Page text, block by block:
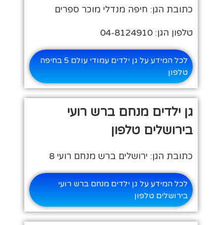
כתובת הגן: חיפה מנדלי מוכר ספרים
טלפון הגן: 04-8124910
לכל המידע על גן ילדים עמודי עולם 5 בחיפה
טלפון
גן ילדים מנחם ברש רועי
בירושלים טלפון
כתובת הגן: ירושלים ברש מנחם רועי 8
לכל המידע על גן ילדים מנחם ברש רועי
בירושלים טלפון